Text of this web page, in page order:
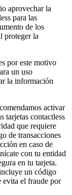
aprovechar la
para las
de los
proteger la
por este motivo
un uso
la información
activar
tarjetas contactless
que requiere
de transacciones
en caso de
con tu entidad
en tu tarjeta.
un código
evita el fraude por